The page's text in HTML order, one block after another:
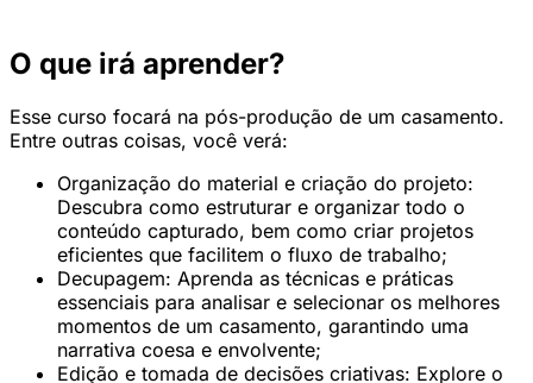
O que irá aprender?
Esse curso focará na pós-produção de um casamento.
Entre outras coisas, você verá:
Organização do material e criação do projeto:
Descubra como estruturar e organizar todo o
conteúdo capturado, bem como criar projetos
eficientes que facilitem o fluxo de trabalho;
Decupagem: Aprenda as técnicas e práticas
essenciais para analisar e selecionar os melhores
momentos de um casamento, garantindo uma
narrativa coesa e envolvente;
Edição e tomada de decisões criativas: Explore o